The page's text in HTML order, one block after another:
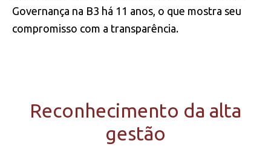
Governança na B3 há 11 anos, o que mostra seu
compromisso com a transparência.
Reconhecimento da alta
gestão